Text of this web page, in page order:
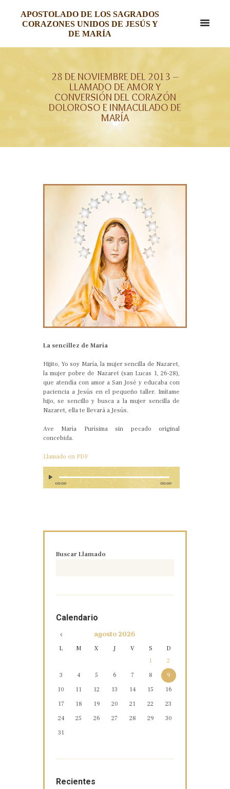
APOSTOLADO DE LOS SAGRADOS
CORAZONES UNIDOS DE JESÚS Y
DE MARÍA
28 DE NOVIEMBRE DEL 2013 –
LLAMADO DE AMOR Y
CONVERSIÓN DEL CORAZÓN
DOLOROSO E INMACULADO DE
MARÍA
La sencillez de María
Hijito, Yo soy María, la mujer sencilla de Nazaret,
la mujer pobre de Nazaret (san Lucas 1, 26-28),
que atendía con amor a San José y educaba con
paciencia a Jesús en el pequeño taller. Imítame
hijo, se sencillo y busca a la mujer sencilla de
Nazaret, ella te llevará a Jesús.
Ave María Purísima sin pecado original
concebida.
Llamado en PDF
00:00 00:00
Buscar Llamado
Calendario
agosto2026
L M X J V S
D
1
2
3
4 5 6 7 8
9
10
11 12 13 14 15
16
17
18 19 20 21 22
23
24
25 26 27 28 29
30
31
Recientes